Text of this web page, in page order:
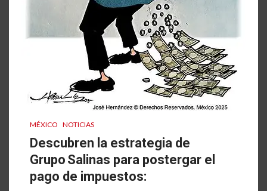
MÉXICO NOTICIAS
Descubren la estrategia de
Grupo Salinas para postergar el
pago de impuestos: